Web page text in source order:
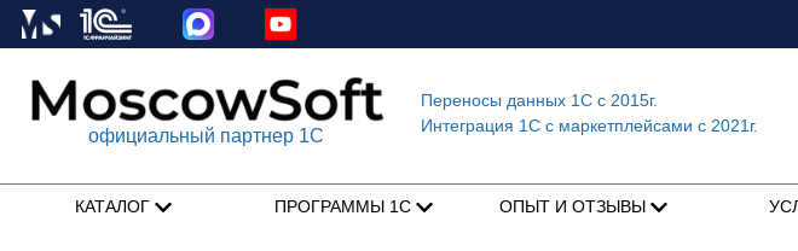
официальный партнер 1С
Переносы данных 1Сс 2015г.
Интеграция 1C с маркетплейсами с 2021г.
КАТАЛОГ ПРОГРАММЫ 1С ОПЫТ И ОТЗЫВЫ